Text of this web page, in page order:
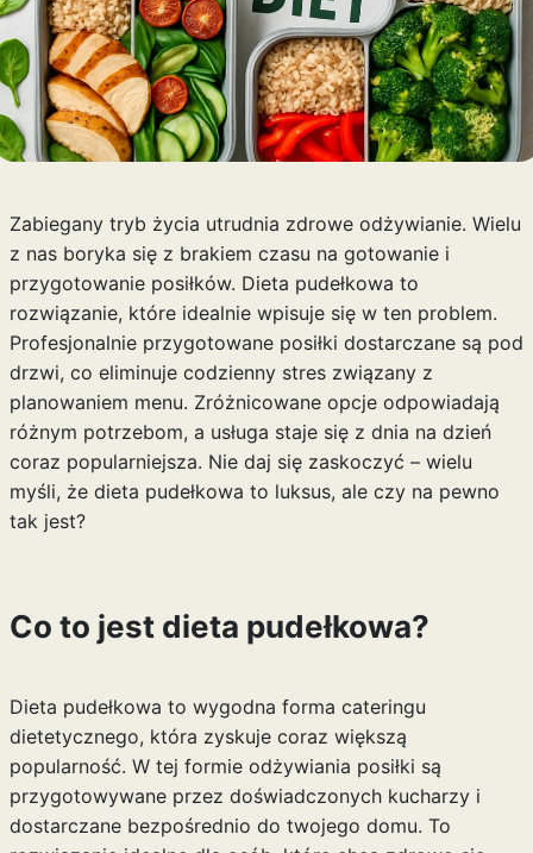
Zabiegany tryb życia utrudnia zdrowe odżywianie. Wielu
z nas boryka się z brakiem czasu na gotowanie i
przygotowanie posiłków. Dieta pudełkowa to
rozwiązanie, które idealnie wpisuje się w ten problem.
Profesjonalnie przygotowane posiłki dostarczane są pod
drzwi, co eliminuje codzienny stres związany z
planowaniem menu. Zróżnicowane opcje odpowiadają
różnym potrzebom, a usługa staje się z dnia na dzień
coraz popularniejsza. Nie daj się zaskoczyć – wielu
myśli, że dieta pudełkowa to luksus, ale czy na pewno
tak jest?
Co to jest dieta pudełkowa?
Dieta pudełkowa to wygodna forma cateringu
dietetycznego, która zyskuje coraz większą
popularność. W tej formie odżywiania posiłki są
przygotowywane przez doświadczonych kucharzy i
dostarczane bezpośrednio do twojego domu. To